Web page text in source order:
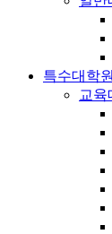
특수대학원
교육